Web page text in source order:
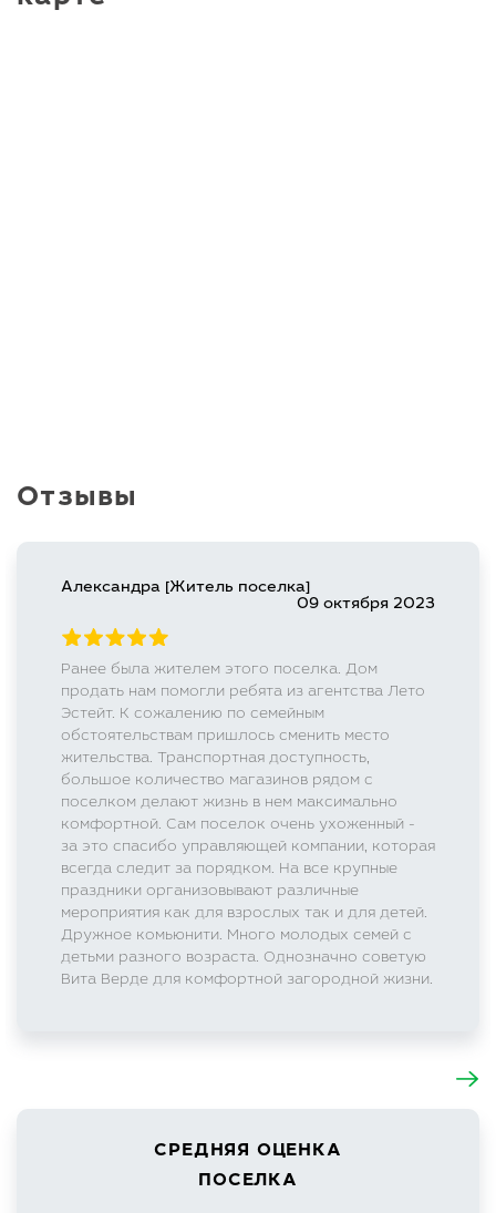
Отзывы
Александра [Житель поселка]
09 октября 2023
Ранее была жителем этого поселка. Дом
продать нам помогли ребята из агентства Лето
Эстейт. К сожалению по семейным
обстоятельствам пришлось сменить место
жительства. Транспортная доступность,
большое количество магазинов рядом с
поселком делают жизнь в нем максимально
комфортной. Сам поселок очень ухоженный -
за это спасибо управляющей компании, которая
всегда следит за порядком. На все крупные
праздники организовывают различные
мероприятия как для взрослых так и для детей.
Дружное комьюнити. Много молодых семей с
детьми разного возраста. Однозначно советую
Вита Верде для комфортной загородной жизни.
СРЕДНЯЯ ОЦЕНКА
ПОСЕЛКА